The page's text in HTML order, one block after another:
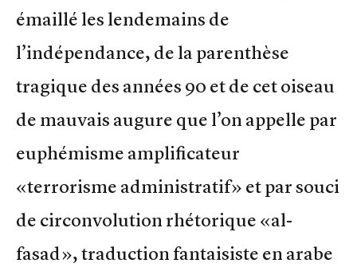
émaillé les lendemains de
l’indépendance, de la parenthèse
tragique des années 90 et de cet oiseau
de mauvais augure que l’on appelle par
euphémisme amplificateur
«terrorisme administratif» et par souci
de circonvolution rhétorique «al-
fasad», traduction fantaisiste en arabe